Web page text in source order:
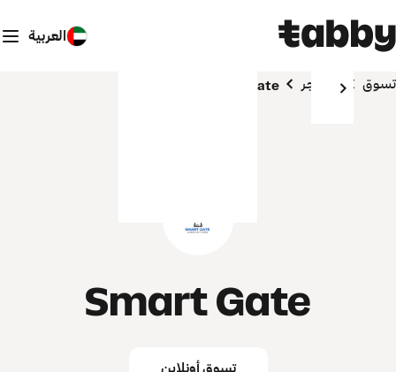
العربية
تسوق المتاجر Smart Gate
Smart Gate
تسوق أونلاين